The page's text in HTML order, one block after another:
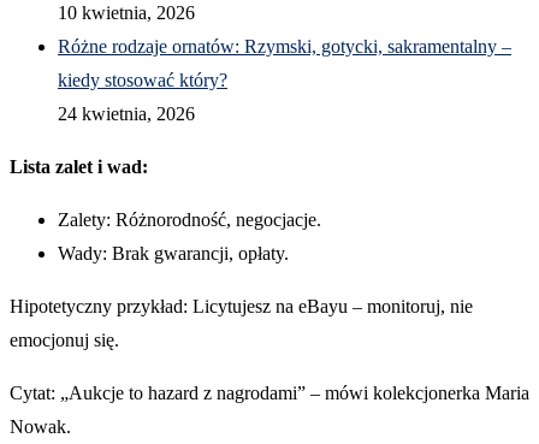
10 kwietnia, 2026
Różne rodzaje ornatów: Rzymski, gotycki, sakramentalny –
kiedy stosować który?
24 kwietnia, 2026
Lista zalet i wad:
Zalety: Różnorodność, negocjacje.
Wady: Brak gwarancji, opłaty.
Hipotetyczny przykład: Licytujesz na eBayu – monitoruj, nie
emocjonuj się.
Cytat: „Aukcje to hazard z nagrodami” – mówi kolekcjonerka Maria
Nowak.